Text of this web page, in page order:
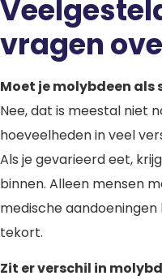
vragen
Moet je molybdeen als
Nee, dat is meestal niet
hoeveelheden in veel
Als je gevarieerd eet,
binnen. Alleen mensen
medische
tekort.
Zit er verschil in